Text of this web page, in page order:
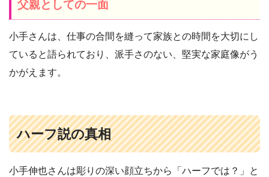
父親としての一面
小手さんは、仕事の合間を縫って家族との時間を大切にし
ていると語られており、派手さのない、堅実な家庭像がう
かがえます。
ハーフ説の真相
小手伸也さんは彫りの深い顔立ちから「ハーフでは？」と